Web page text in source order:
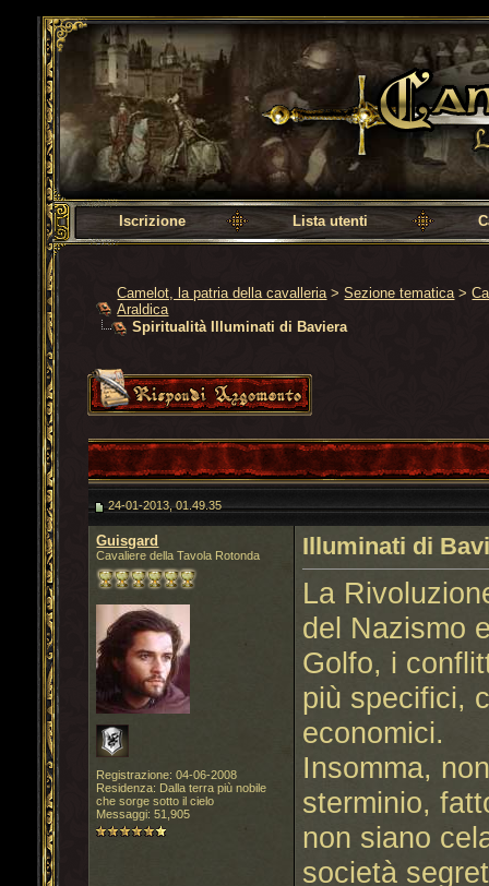
Camelot, la patria della cavalleria
Iscrizione Lista utenti
Camelot, la patria della cavalleria >Sezione tematica >
Araldica
Spiritualità Illuminati di Baviera
24-01-2013, 01.49.35
Guisgard
Cavaliere della Tavola Rotonda
Registrazione: 04-06-2008
Residenza: Dalla terra più nobile
che sorge sotto il cielo
Messaggi: 51,905
Illuminati di
La
del Nazismo
Golfo, i
più specifici,
economici.
Insomma,
sterminio,
non siano
società